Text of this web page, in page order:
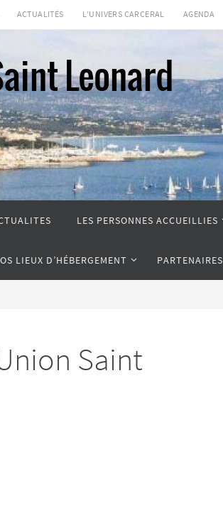
ACTUALITÉS L’UNIVERS CARCERAL AGENDA
Leonard
LES PERSONNES ACCUEILLIES
LIEUX D’HÉBERGEMENT PARTENAIRES
Saint